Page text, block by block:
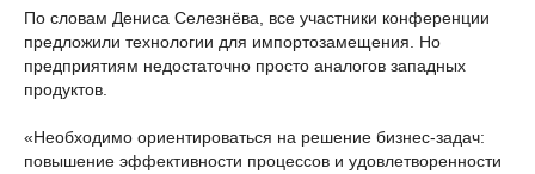
По словам Дениса Селезнёва, все участники конференции
предложили технологии для импортозамещения. Но
предприятиям недостаточно просто аналогов западных
продуктов.
«Необходимо ориентироваться на решение бизнес-задач:
повышение эффективности процессов и удовлетворенности